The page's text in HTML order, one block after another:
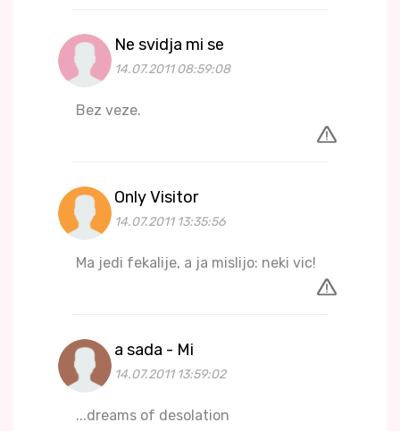
Ne svidja mi se
14.07.2011 08:59:08
Bez veze.
Only Visitor
14.07.2011 13:35:56
Ma jedi fekalije, a ja mislijo: neki vic!
a sada - Mi
14.07.2011 13:59:02
...dreams of desolation